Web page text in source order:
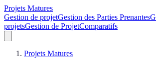
Projets Matures
Gestion de projetGestion des Parties Prenantes
projetsGestion de ProjetComparatifs
Projets Matures